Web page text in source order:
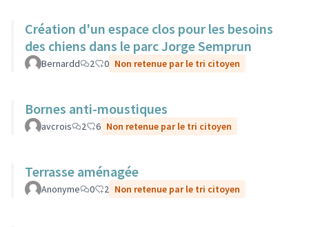
Création d'un espace clos pour les besoins
des chiens dans le parc Jorge Semprun
Bernardd 2 0 Non retenue par le tri citoyen
Bornes anti-moustiques
avcrois 2 6 Non retenue par le tri citoyen
Terrasse aménagée
Anonyme 0 2 Non retenue par le tri citoyen